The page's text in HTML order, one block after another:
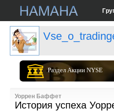
Раздел Акции NYSE
Уоррен Баффет
История успеха